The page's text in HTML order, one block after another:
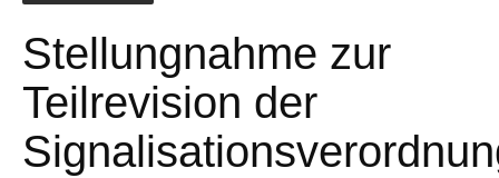
Stellungnahme zur
Teilrevision der